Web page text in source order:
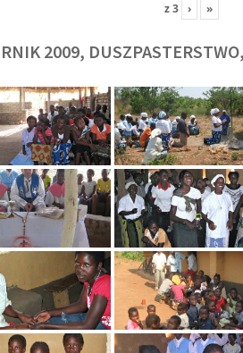
z3 › »
2009,